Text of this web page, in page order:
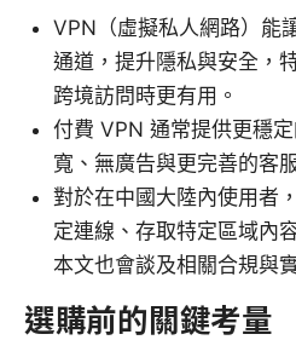
VPN（虛擬私人網路）能
通道，提升隱私與安全，
跨境訪問時更有用。
付費 VPN 通常提供更穩
寬、無廣告與更完善的客
對於在中國大陸內使用者
定連線、存取特定區域內
本文也會談及相關合規與
選購前的關鍵考量